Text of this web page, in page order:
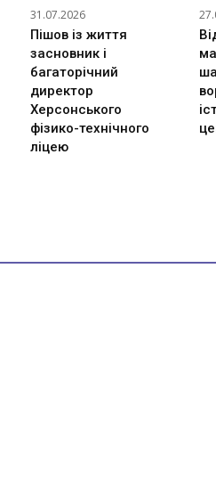
31.07.2026
Пішов із життя
засновник і
багаторічний
директор
Херсонського
фізико-технічного
ліцею